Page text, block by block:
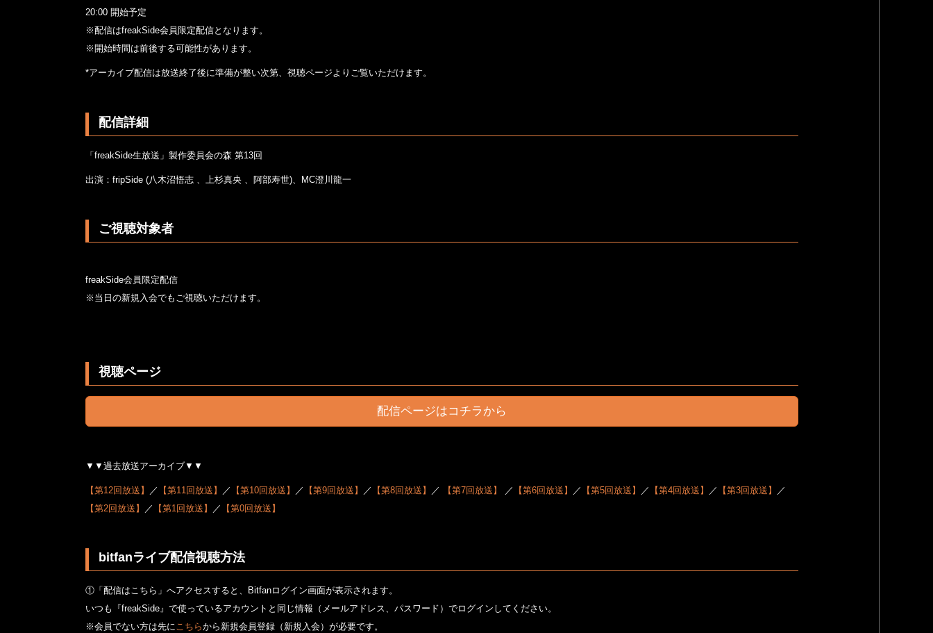
20:00 開始予定
※配信はfreakSide会員限定配信となります。
※開始時間は前後する可能性があります。
*アーカイブ配信は放送終了後に準備が整い次第、視聴ページよりご覧いただけます。
配信詳細
「freakSide生放送」製作委員会の森 第13回
出演：fripSide (八木沼悟志 、上杉真央 、阿部寿世)、MC澄川龍一
ご視聴対象者
freakSide会員限定配信
※当日の新規入会でもご視聴いただけます。
視聴ページ
配信ページはコチラから
▼▼過去放送アーカイブ▼▼
【第12回放送】 ／ 【第11回放送】 ／ 【第10回放送】 ／ 【第9回放送】 ／ 【第8回放送】 ／ 【第7回放送】 ／ 【第6回放送】 ／ 【第5回放送】 ／ 【第4回放送】 ／ 【第3回放送】
／
【第2回放送】
／ 【第1回放送】 ／ 【第0回放送】
bitfanライブ配信視聴方法
①「配信はこちら」へアクセスすると、Bitfanログイン画面が表示されます。
いつも『freakSide』で使っているアカウントと同じ情報（メールアドレス、パスワード）でログインしてください。
※会員でない方は先にこちらから新規会員登録（新規入会）が必要です。